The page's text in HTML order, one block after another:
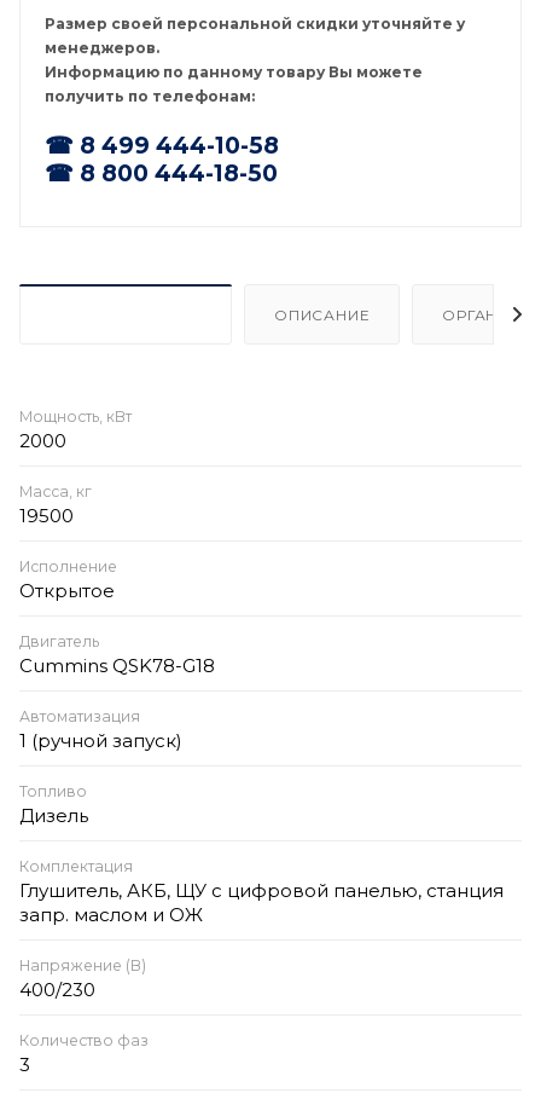
Размер своей персональной скидки уточняйте у
менеджеров.
Информацию по данному товару Вы можете
получить по телефонам:
☎ 8 499 444-10-58
☎ 8 800 444-18-50
ОПИСАНИЕ
Мощность, кВт
2000
Масса, кг
19500
Исполнение
Открытое
Двигатель
Cummins QSK78-G18
Автоматизация
1 (ручной запуск)
Топливо
Дизель
Комплектация
Глушитель, АКБ, ЩУ с цифровой панелью, станция
запр. маслом и ОЖ
Напряжение (В)
400/230
Количество фаз
3